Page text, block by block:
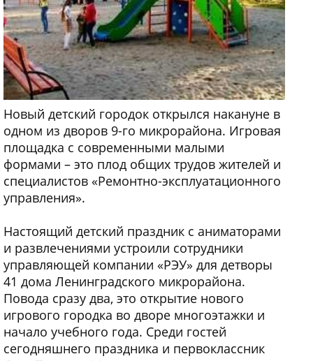
Новый детский городок открылся накануне в
одном из дворов 9-го микрорайона. Игровая
площадка с современными малыми
формами – это плод общих трудов жителей и
специалистов «Ремонтно-эксплуатационного
управления».
Настоящий детский праздник с аниматорами
и развлечениями устроили сотрудники
управляющей компании «РЭУ» для детворы
41 дома Ленинградского микрорайона.
Повода сразу два, это открытие нового
игрового городка во дворе многоэтажки и
начало учебного года. Среди гостей
сегодняшнего праздника и первоклассник